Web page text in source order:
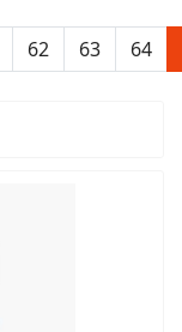
Página 65 de 66
62 63 64